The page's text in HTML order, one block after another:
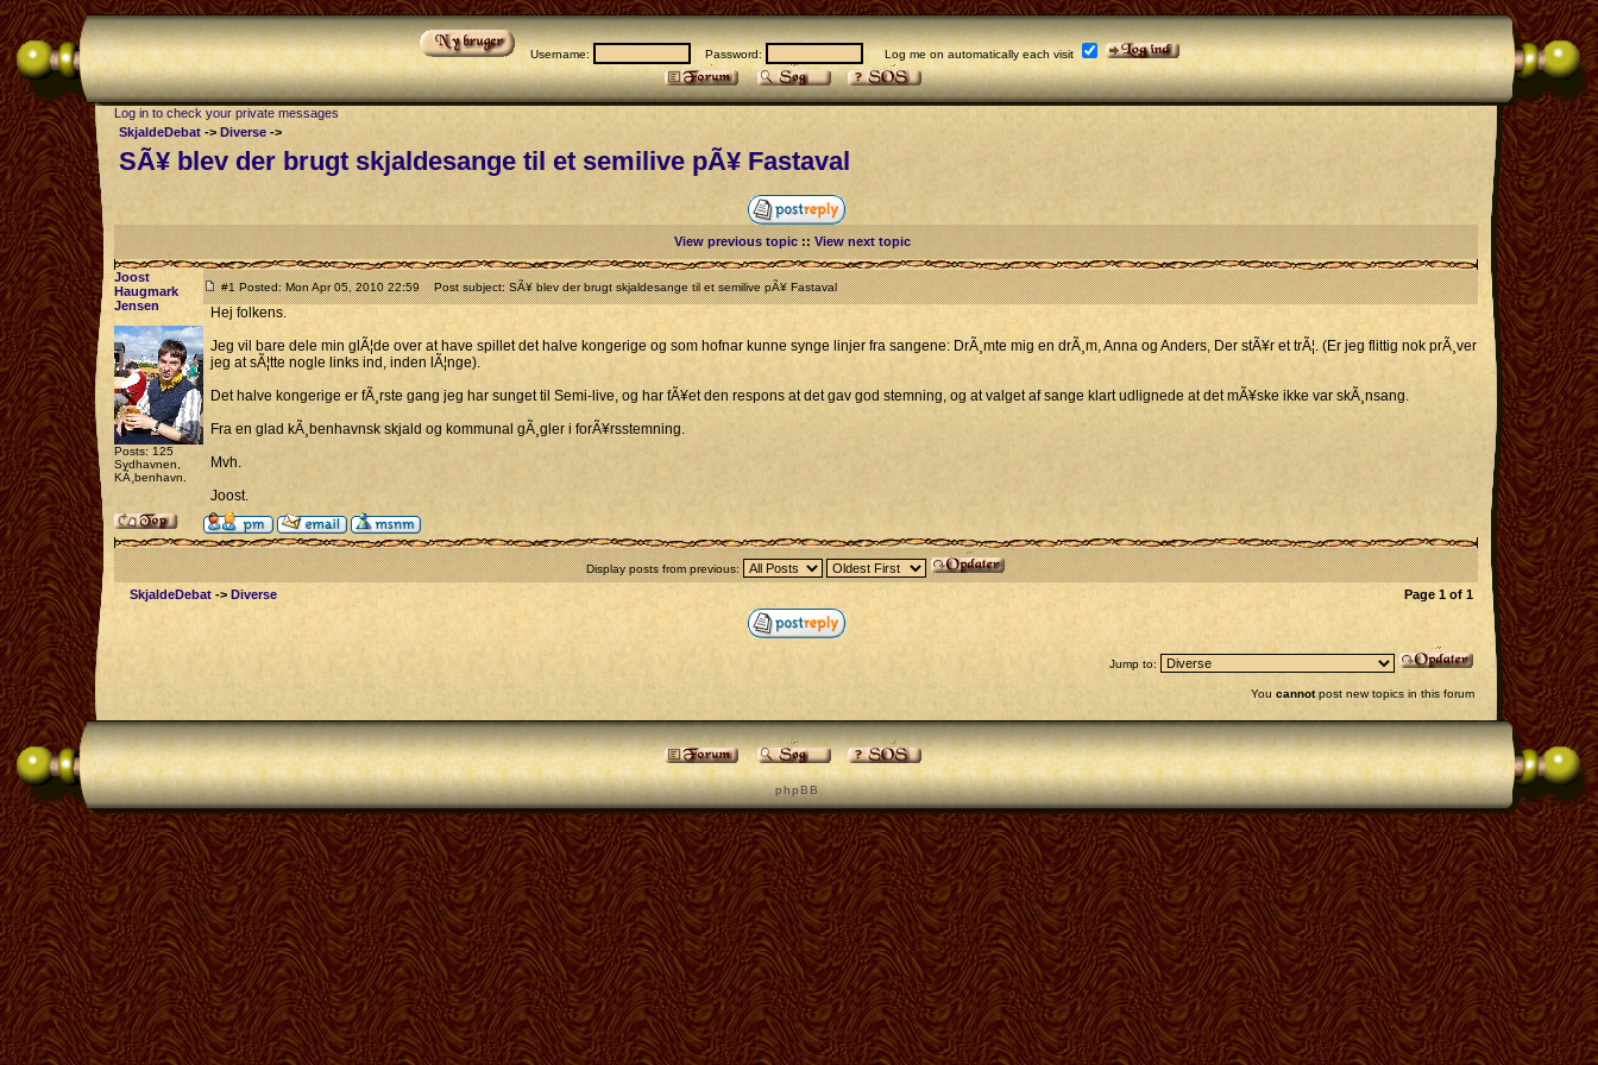
Username: Password: Log me on automatically each visit
Log in to check your private messages
SkjaldeDebat -> Diverse ->
SÃ¥ blev der brugt skjaldesange til et semilive pÃ¥ Fastaval
View previous topic::View next topic
Joost
Haugmark
Jensen
Posts: 125
Sydhavnen,
KÃ¸benhavn.
#1 Posted: Mon Apr 05, 2010 22:59 Post subject: SÃ¥ blev der brugt skjaldesange til et semilive pÃ¥ Fastaval
Hej folkens.
Jeg vil bare dele min glÃ¦de over at have spillet det halve kongerige og som hofnar kunne synge linjer fra sangene: DrÃ¸mte mig en drÃ¸m, Anna og Anders, Der stÃ¥r et trÃ¦. (Er jeg flittig nok prÃ¸ver
jeg at sÃ¦tte nogle links ind, inden lÃ¦nge).
Det halve kongerige er fÃ¸rste gang jeg har sunget til Semi-live, og har fÃ¥et den respons at det gav god stemning, og at valget af sange klart udlignede at det mÃ¥ske ikke var skÃ¸nsang.
Fra en glad kÃ¸benhavnsk skjald og kommunal gÃ¸gler i forÃ¥rsstemning.
Mvh.
Joost.
Display posts from previous:
SkjaldeDebat -> Diverse Page 1 of 1
Jump to:
You cannotpost new topics in this forum
p h p B B